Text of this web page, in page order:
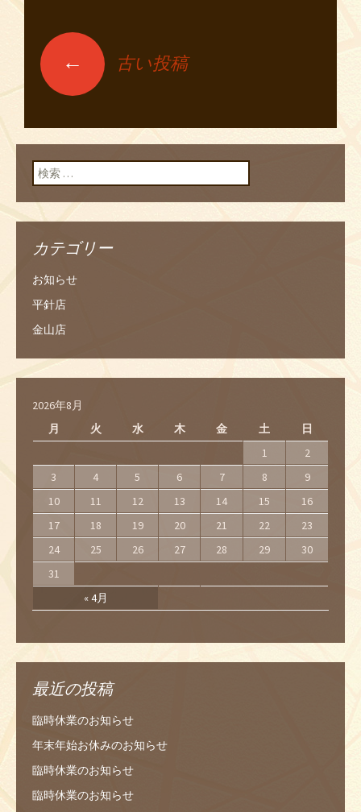
投稿ナビゲーショ
ン
← 古い投稿
検索:
カテゴリー
お知らせ
平針店
金山店
2026年8月
月
火 水 木 金 土 日
« 4月
1
2
3
4 5 6 7 8
9
10
11 12 13 14 15
16
17
18 19 20 21 22
23
24
25 26 27 28 29
30
31
最近の投稿
臨時休業のお知らせ
年末年始お休みのお知らせ
臨時休業のお知らせ
臨時休業のお知らせ